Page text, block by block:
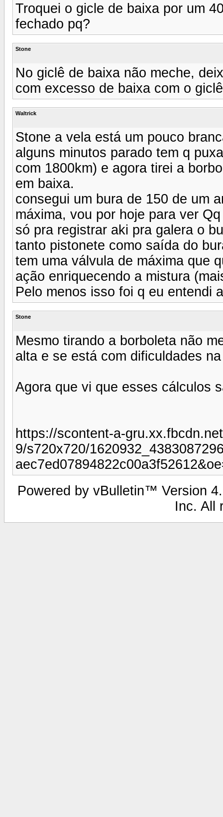
Troquei o gicle de baixa por um
fechado pq?
Stone
No giclê de baixa não meche,
com excesso de baixa com o
Waltrick
Stone a vela está um pouco
alguns minutos parado tem q
com 1800km) e agora tirei a
em baixa.
consegui um bura de 150 de um
máxima, vou por hoje para ver
só pra registrar aki pra galera o
tanto pistonete como saída do
tem uma válvula de máxima que
ação enriquecendo a mistura
Pelo menos isso foi q eu entendi
Stone
Mesmo tirando a borboleta não
alta e se está com dificuldades
Agora que vi que esses cálculos
https://scontent-a-
9/s720x720/
Powered by vBulletin™ Version
Inc. All